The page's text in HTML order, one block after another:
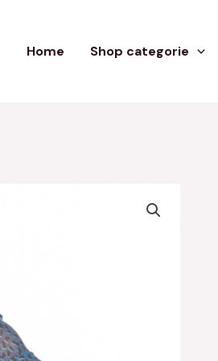
Home Shop categorie